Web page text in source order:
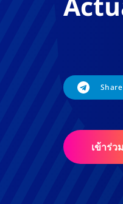
Share
เข้าร่